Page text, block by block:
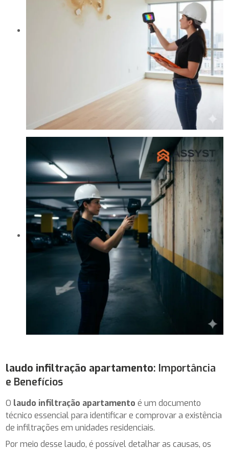
laudo infiltração apartamento: Importância
e Benefícios
O laudo infiltração apartamento é um documento
técnico essencial para identificar e comprovar a existência
de infiltrações em unidades residenciais.
Por meio desse laudo, é possível detalhar as causas, os